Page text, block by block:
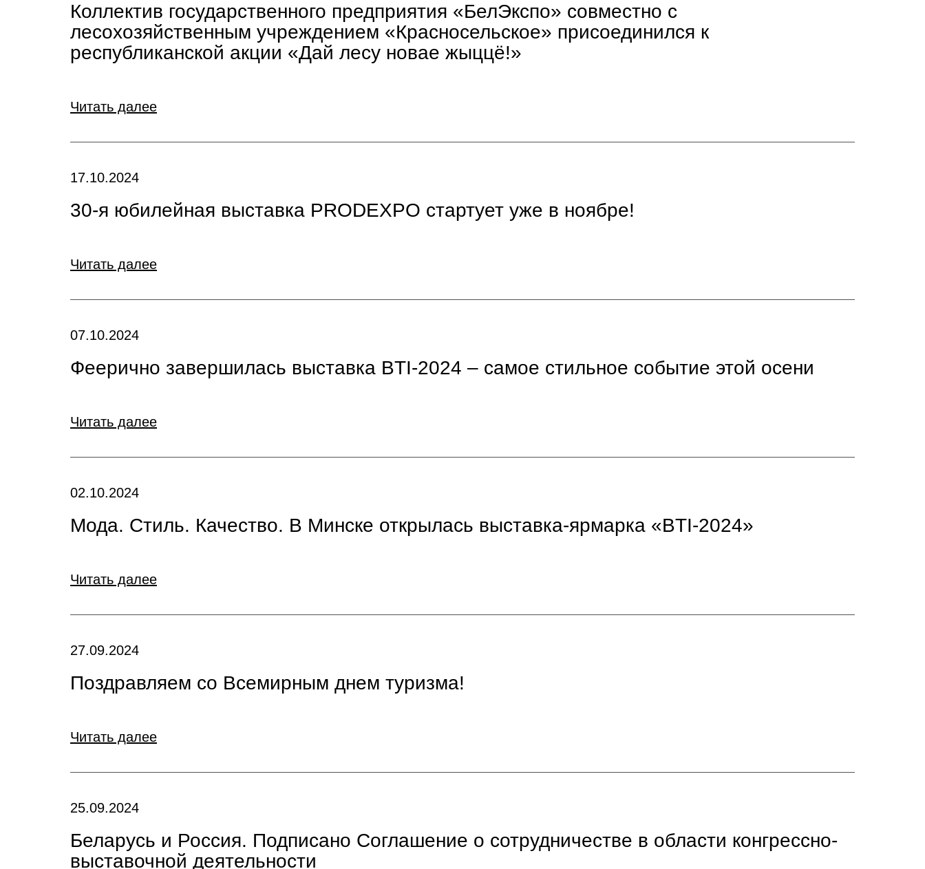
Коллектив государственного предприятия «БелЭкспо» совместно с
лесохозяйственным учреждением «Красносельское» присоединился к
республиканской акции «Дай лесу новае жыццё!»
Читать далее
17.10.2024
30-я юбилейная выставка PRODEXPO стартует уже в ноябре!
Читать далее
07.10.2024
Феерично завершилась выставка BTI-2024 – самое стильное событие этой осени
Читать далее
02.10.2024
Мода. Стиль. Качество. В Минске открылась выставка-ярмарка «BTI-2024»
Читать далее
27.09.2024
Поздравляем со Всемирным днем туризма!
Читать далее
25.09.2024
Беларусь и Россия. Подписано Соглашение о сотрудничестве в области конгрессно-
выставочной деятельности